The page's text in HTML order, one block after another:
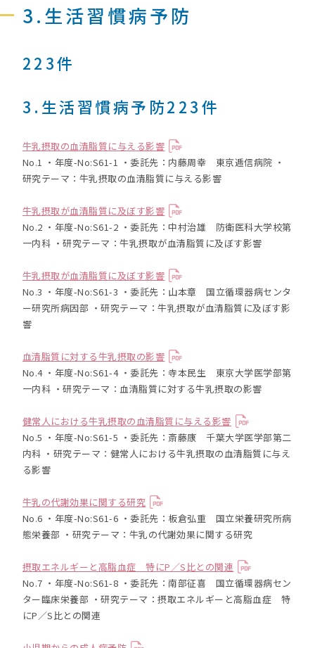
3.生活習慣病予防
223件
3.生活習慣病予防223件
牛乳摂取の血清脂質に与える影響
No.1 ・年度-No:S61-1 ・委託先：内藤周幸 東京逓信病院 ・
研究テーマ：牛乳摂取の血清脂質に与える影響
牛乳摂取が血清脂質に及ぼす影響
No.2 ・年度-No:S61-2 ・委託先：中村治雄 防衛医科大学校第
一内科 ・研究テーマ：牛乳摂取が血清脂質に及ぼす影響
牛乳摂取が血清脂質に及ぼす影響
No.3 ・年度-No:S61-3 ・委託先：山本章 国立循環器病センタ
ー研究所病因部 ・研究テーマ：牛乳摂取が血清脂質に及ぼす影
響
血清脂質に対する牛乳摂取の影響
No.4 ・年度-No:S61-4 ・委託先：寺本民生 東京大学医学部第
一内科 ・研究テーマ：血清脂質に対する牛乳摂取の影響
健常人における牛乳摂取の血清脂質に与える影響
No.5 ・年度-No:S61-5 ・委託先：斎藤康 千葉大学医学部第二
内科 ・研究テーマ：健常人における牛乳摂取の血清脂質に与え
る影響
牛乳の代謝効果に関する研究
No.6 ・年度-No:S61-6 ・委託先：板倉弘重 国立栄養研究所病
態栄養部 ・研究テーマ：牛乳の代謝効果に関する研究
摂取エネルギーと高脂血症 特にP／S比との関連
No.7 ・年度-No:S61-8 ・委託先：南部征喜 国立循環器病セン
ター臨床栄養部 ・研究テーマ：摂取エネルギーと高脂血症 特
にP／S比との関連